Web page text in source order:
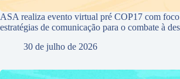
ASA realiza evento virtual pré COP17 com
estratégias de comunicação para o combate à
30 de julho de 2026